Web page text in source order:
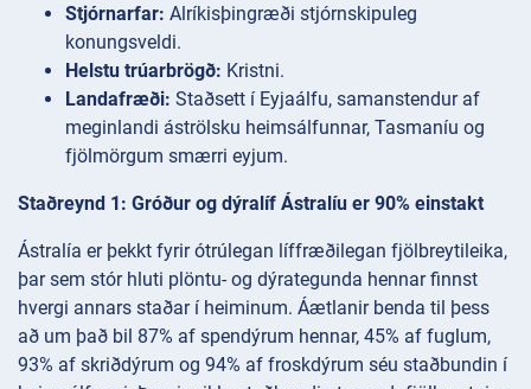
Stjórnarfar: Alríkisþingræði stjórnskipuleg
konungsveldi.
Helstu trúarbrögð: Kristni.
Landafræði: Staðsett í Eyjaálfu, samanstendur af
meginlandi áströlsku heimsálfunnar, Tasmaníu og
fjölmörgum smærri eyjum.
Staðreynd 1: Gróður og dýralíf Ástralíu er 90% einstakt
Ástralía er þekkt fyrir ótrúlegan líffræðilegan fjölbreytileika,
þar sem stór hluti plöntu- og dýrategunda hennar finnst
hvergi annars staðar í heiminum. Áætlanir benda til þess
að um það bil 87% af spendýrum hennar, 45% af fuglum,
93% af skriðdýrum og 94% af froskdýrum séu staðbundin í